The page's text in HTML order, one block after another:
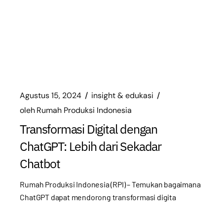
Agustus 15, 2024
insight & edukasi
olehRumah Produksi Indonesia
Transformasi Digital dengan
ChatGPT: Lebih dari Sekadar
Chatbot
Rumah Produksi Indonesia (RPI) – Temukan bagaimana
ChatGPT dapat mendorong transformasi digita